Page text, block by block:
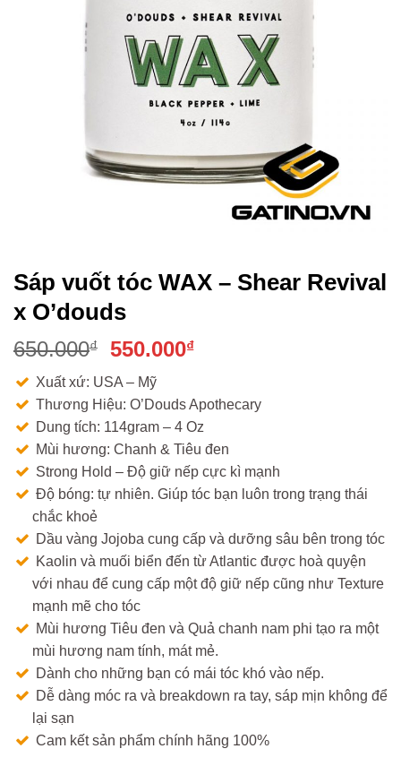
Sáp vuốt tóc WAX – Shear Revival
x O’douds
650.000₫
Giá
là:
650.000₫.
550.000₫Giá
là:
550.000₫.
Xuất xứ: USA – Mỹ
Thương Hiệu: O’Douds Apothecary
Dung tích: 114gram – 4 Oz
Mùi hương: Chanh & Tiêu đen
Strong Hold – Độ giữ nếp cực kì mạnh
Độ bóng: tự nhiên. Giúp tóc bạn luôn trong trạng thái
chắc khoẻ
Dầu vàng Jojoba cung cấp và dưỡng sâu bên trong tóc
Kaolin và muối biển đến từ Atlantic được hoà quyện
với nhau để cung cấp một độ giữ nếp cũng như Texture
mạnh mẽ cho tóc
Mùi hương Tiêu đen và Quả chanh nam phi tạo ra một
mùi hương nam tính, mát mẻ.
Dành cho những bạn có mái tóc khó vào nếp.
Dễ dàng móc ra và breakdown ra tay, sáp mịn không để
lại sạn
Cam kết sản phẩm chính hãng 100%